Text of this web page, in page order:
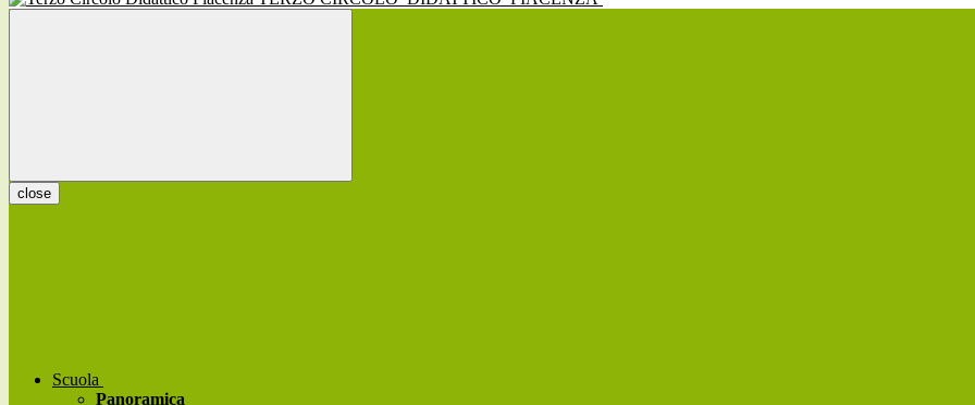
close
Scuola
Panoramica